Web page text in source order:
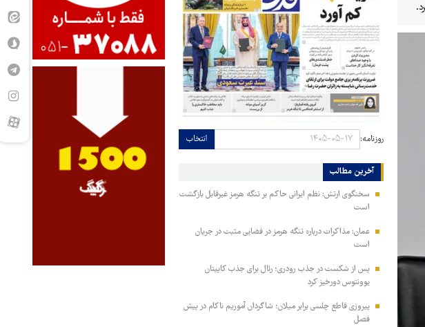
روزنامه: انتخاب
آخرین مطالب
سخنگوی ارتش: نظم ایرانی حاکم بر تنگه هرمز غیرقابل بازگشت
است
عمان: مذاکرات درباره تنگه هرمز در فضایی مثبت در جریان
است
پس از شکست در جذب رودری؛ رئال برای جذب کاپیتان
یوونتوس دورخیز کرد
پیروزی قاطع چلسی برابر میلان؛ شاگردان آموریم ناکام در پیش
فصل